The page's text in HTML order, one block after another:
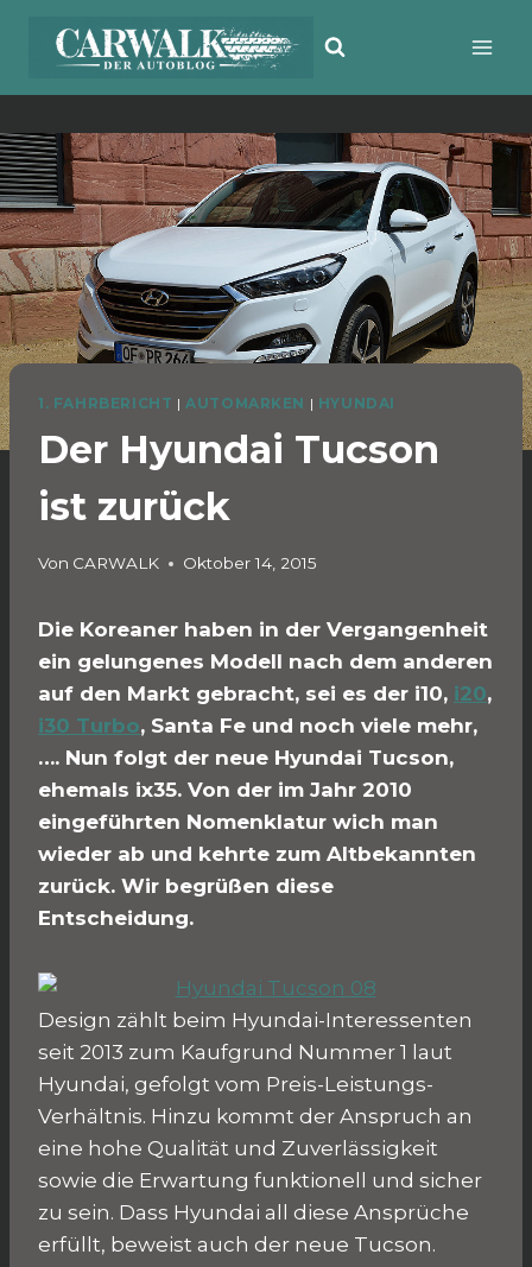
Inhalt
1. FAHRBERICHT | AUTOMARKEN | HYUNDAI
Der Hyundai Tucson
ist zurück
Von CARWALK Oktober 14, 2015
Die Koreaner haben in der Vergangenheit
ein gelungenes Modell nach dem anderen
auf den Markt gebracht, sei es der i10, i20,
i30 Turbo, Santa Fe und noch viele mehr,
…. Nun folgt der neue Hyundai Tucson,
ehemals ix35. Von der im Jahr 2010
eingeführten Nomenklatur wich man
wieder ab und kehrte zum Altbekannten
zurück. Wir begrüßen diese
Entscheidung.
Design zählt beim Hyundai-Interessenten
seit 2013 zum Kaufgrund Nummer 1 laut
Hyundai, gefolgt vom Preis-Leistungs-
Verhältnis. Hinzu kommt der Anspruch an
eine hohe Qualität und Zuverlässigkeit
sowie die Erwartung funktionell und sicher
zu sein. Dass Hyundai all diese Ansprüche
erfüllt, beweist auch der neue Tucson.